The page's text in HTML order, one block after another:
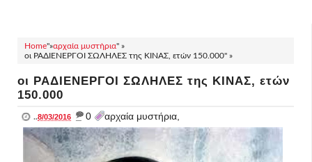
Home"»αρχαία μυστήρια" »
οι ΡΑΔΙΕΝΕΡΓΟΙ ΣΩΛΗΛΕΣ της ΚΙΝΑΣ, ετών 150.000" »
οι ΡΑΔΙΕΝΕΡΓΟΙ ΣΩΛΗΛΕΣ της ΚΙΝΑΣ, ετών
150.000
..8/03/2016 _ 0 αρχαία μυστήρια,